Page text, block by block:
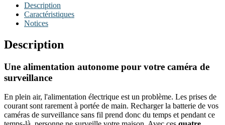
Description
Caractéristiques
Notices
Description
Une alimentation autonome pour votre caméra de
surveillance
En plein air, l'alimentation électrique est un problème. Les prises de
courant sont rarement à portée de main. Recharger la batterie de vos
caméras de surveillance sans fil prend donc du temps et pendant ce